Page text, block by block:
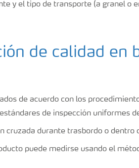
y el tipo de transporte (a granel o
de calidad en
de acuerdo con los
de inspección uniformes
cruzada durante trasbordo o dentro
puede medirse usando el